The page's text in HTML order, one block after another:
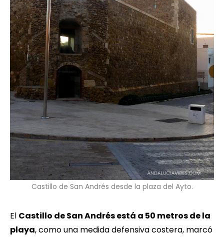
Castillo de San Andrés desde la plaza del Ayto.
El Castillo de San Andrés está a 50 metros de la
playa, como una medida defensiva costera, marcó